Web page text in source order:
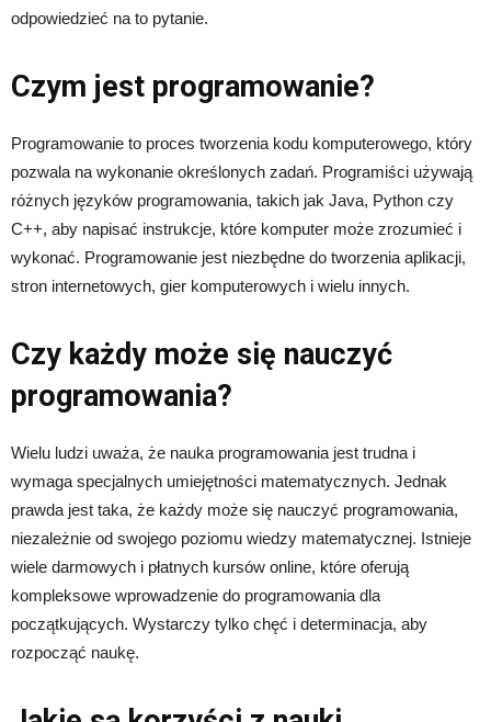
odpowiedzieć na to pytanie.
Czym jest programowanie?
Programowanie to proces tworzenia kodu komputerowego, który
pozwala na wykonanie określonych zadań. Programiści używają
różnych języków programowania, takich jak Java, Python czy
C++, aby napisać instrukcje, które komputer może zrozumieć i
wykonać. Programowanie jest niezbędne do tworzenia aplikacji,
stron internetowych, gier komputerowych i wielu innych.
Czy każdy może się nauczyć
programowania?
Wielu ludzi uważa, że nauka programowania jest trudna i
wymaga specjalnych umiejętności matematycznych. Jednak
prawda jest taka, że ​​każdy może się nauczyć programowania,
niezależnie od swojego poziomu wiedzy matematycznej. Istnieje
wiele darmowych i płatnych kursów online, które oferują
kompleksowe wprowadzenie do programowania dla
początkujących. Wystarczy tylko chęć i determinacja, aby
rozpocząć naukę.